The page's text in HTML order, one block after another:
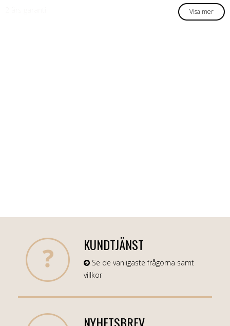
Visa mer
KUNDTJÄNST
Se de vanligaste frågorna samt
villkor